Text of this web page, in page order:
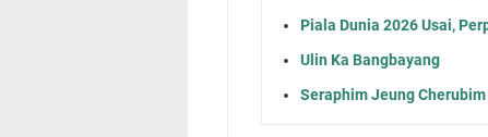
Piala Dunia 2026 Usai,
Ulin Ka Bangbayang
Seraphim Jeung Cherubim